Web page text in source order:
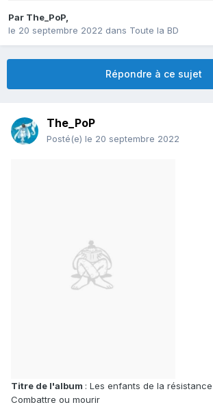
Par The_PoP,
le 20 septembre 2022 dans Toute la BD
Répondre à ce sujet
The_PoP
Posté(e) le 20 septembre 2022
Titre de l'album : Les enfants de la
Combattre ou mourir